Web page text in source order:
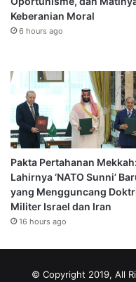
Keberanian Moral
6 hours ago
Pakta Pertahanan Mekkah:
Lahirnya ‘NATO Sunni’
yang Mengguncang
Militer Israel dan Iran
16 hours ago
© Copyright 2019, All